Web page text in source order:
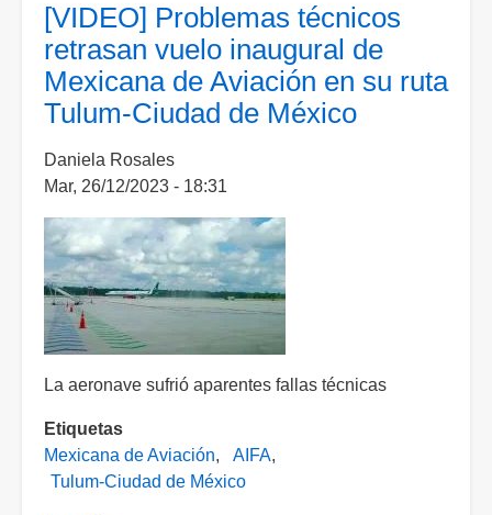
inaugura
ruta
Ciudad
de
Uruapan
en
[VIDEO] Problemas técnicos
retrasan vuelo inaugural de
Mexicana de Aviación en su ruta
Tulum-Ciudad de México
Daniela Rosales
Mar, 26/12/2023 - 18:31
La aeronave sufrió aparentes fallas técnicas
Etiquetas
Mexicana de Aviación
AIFA
Tulum-Ciudad de México